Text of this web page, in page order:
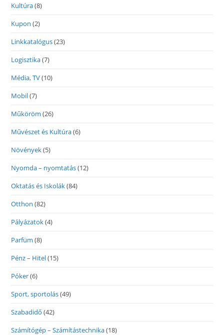
Kultúra(8)
Kupon (2)
Linkkatalógus(23)
Logisztika(7)
Média, TV(10)
Mobil(7)
Műköröm (26)
Művészet és Kultúra(6)
Növények(5)
Nyomda – nyomtatás(12)
Oktatás és Iskolák(84)
Otthon (82)
Pályázatok(4)
Parfüm (8)
Pénz – Hitel(15)
Póker(6)
Sport, sportolás(49)
Szabadidő (42)
Számítógép – Számítástechnika(18)